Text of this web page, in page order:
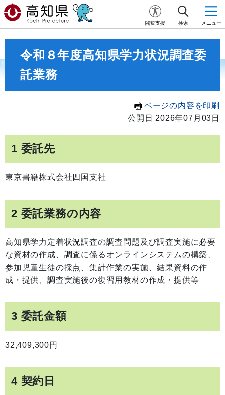
閲覧支援 検索 メニュー
令和８年度高知県学力状況調査委
託業務
ページの内容を印刷
公開日 2026年07月03日
1 委託先
東京書籍株式会社四国支社
2 委託業務の内容
高知県学力定着状況調査の調査問題及び調査実施に必要
な資材の作成、調査に係るオンラインシステムの構築、
参加児童生徒の採点、集計作業の実施、結果資料の作
成・提供、調査実施後の復習用教材の作成・提供等
3 委託金額
32,409,300円
4 契約日